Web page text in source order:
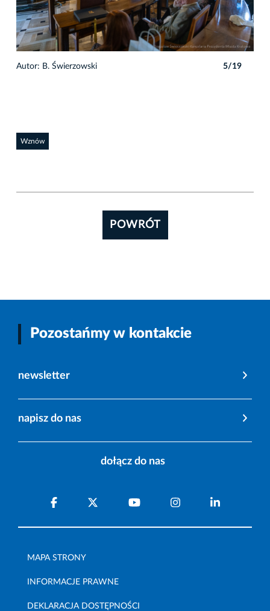
Autor: B. Świerzowski 5/19
Wznów
POWRÓT
Pozostańmy w kontakcie
newsletter
napisz do nas
dołącz do nas
MAPA STRONY
INFORMACJE PRAWNE
DEKLARACJA DOSTĘPNOŚCI